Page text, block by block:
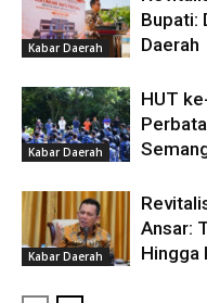
Kabar Daerah
Bupati:
Daerah
Kabar Daerah
HUT
Kabar Daerah
Ansar:
Hingga